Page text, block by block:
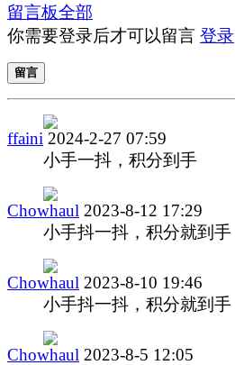
留言板全部
你需要登录后才可以留言 登录
留言
ffaini 2024-2-27 07:59
小手一抖，积分到手
Chowhaul 2023-8-12 17:29
小手抖一抖，积分就到手
Chowhaul 2023-8-10 19:46
小手抖一抖，积分就到手
Chowhaul 2023-8-5 12:05